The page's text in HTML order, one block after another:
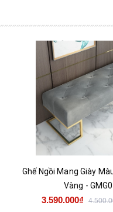
Ghế Ngồi Mang Giày
Vàng -
3.590.000₫